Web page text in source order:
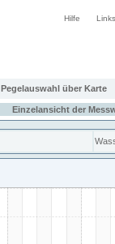
Hilfe Links
Pegelauswahl über Karte
Einzelansicht der